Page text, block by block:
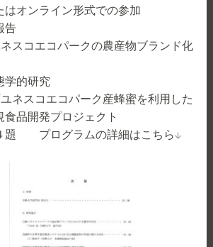
イン形式での参加
告
コパークの農産物ブランド化
研究
エコパーク産蜂蜜を利用した
プロジェクト
グラムの詳細はこちら↓